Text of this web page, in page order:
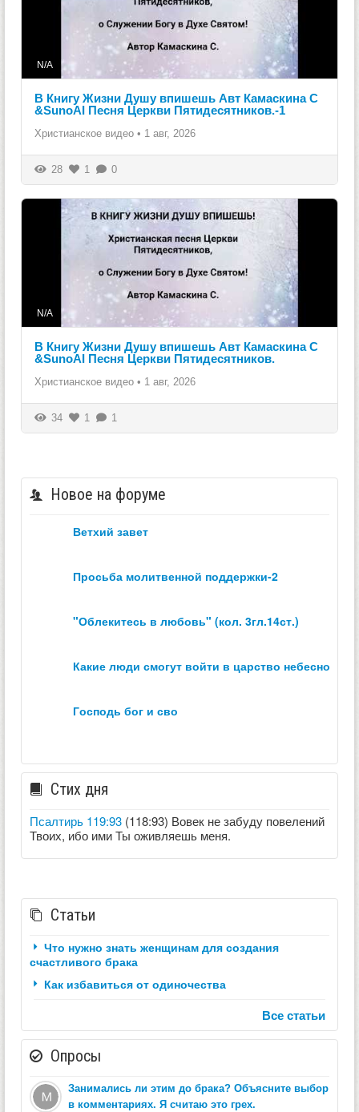
N/A
В Книгу Жизни Душу впишешь Авт Камаскина С
&SunoAI Песня Церкви Пятидесятников.-1
Христианское видео • 1 авг, 2026
28 1 0
N/A
В Книгу Жизни Душу впишешь Авт Камаскина С
&SunoAI Песня Церкви Пятидесятников.
Христианское видео • 1 авг, 2026
34 1 1
Новое на форуме
ветхий завет
просьба молитвенной поддержки-2
"облекитесь в любовь" (кол. 3гл.14ст.)
какие люди смогут войти в царство небесное？
господь бог и сво
Стих дня
Псалтирь 119:93 (118:93) Вовек не забуду повелений
Твоих, ибо ими Ты оживляешь меня.
Статьи
Что нужно знать женщинам для создания
счастливого брака
Как избавиться от одиночества
Все статьи
Опросы
Занимались ли этим до брака? Объясните выбор
в комментариях. Я считаю это грех.